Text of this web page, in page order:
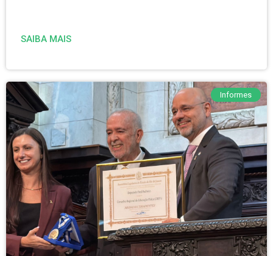
SAIBA MAIS
Informes